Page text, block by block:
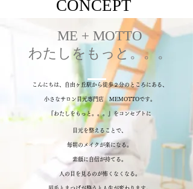
CONCEPT
​ME + MOTTO
わたしをもっと。。。
こんにちは、自 由ヶ丘駅から徒歩２分のところにある、​
小さなサロン目元専門店 MEMOTTOです。
『わたしをもっと。。。』をコンセプトに
​目元を整えることで、
毎朝のメイクが楽になる。
素顔に自信が持てる。
人の目を見るのが怖くなくなる。